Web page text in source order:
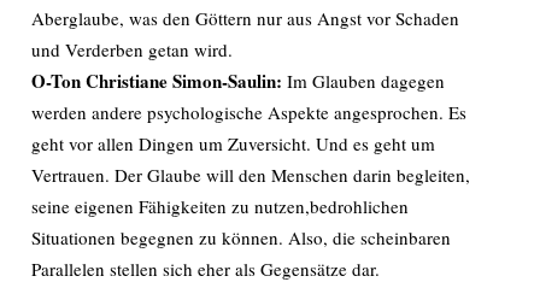
Aberglaube, was den Göttern nur aus Angst vor Schaden
und Verderben getan wird.
O-Ton Christiane Simon-Saulin: Im Glauben dagegen
werden andere psychologische Aspekte angesprochen. Es
geht vor allen Dingen um Zuversicht. Und es geht um
Vertrauen. Der Glaube will den Menschen darin begleiten,
seine eigenen Fähigkeiten zu nutzen,bedrohlichen
Situationen begegnen zu können. Also, die scheinbaren
Parallelen stellen sich eher als Gegensätze dar.